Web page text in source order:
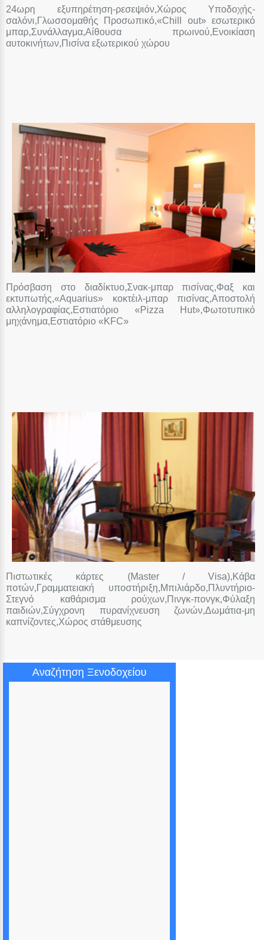
24ωρη εξυπηρέτηση-ρεσεψιόν,Χώρος Υποδοχής-
σαλόνι,Γλωσσομαθής Προσωπικό,«Chill out» εσωτερικό
μπαρ,Συνάλλαγμα,Αίθουσα πρωινού,Ενοικίαση
αυτοκινήτων,Πισίνα εξωτερικού χώρου
Πρόσβαση στο διαδίκτυο,Σνακ-μπαρ πισίνας,Φαξ και
εκτυπωτής,«Aquarius» κοκτέιλ-μπαρ πισίνας,Αποστολή
αλληλογραφίας,Εστιατόριο «Pizza Hut»,Φωτοτυπικό
μηχάνημα,Εστιατόριο «KFC»
Πιστωτικές κάρτες (Master / Visa),Κάβα
ποτών,Γραμματειακή υποστήριξη,Μπιλιάρδο,Πλυντήριο-
Στεγνό καθάρισμα ρούχων,Πινγκ-πονγκ,Φύλαξη
παιδιών,Σύγχρονη πυρανίχνευση ζωνών,Δωμάτια-μη
καπνίζοντες,Χώρος στάθμευσης
Αναζήτηση Ξενοδοχείου